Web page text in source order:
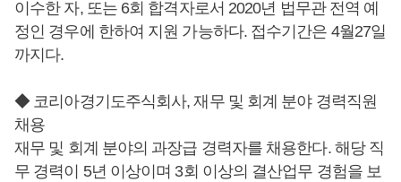
이수한 자, 또는 6회 합격자로서 2020년 법무관 전역 예
정인 경우에 한하여 지원 가능하다. 접수기간은 4월27일
까지다.
◆ 코리아경기도주식회사, 재무 및 회계 분야 경력직원
채용
재무 및 회계 분야의 과장급 경력자를 채용한다. 해당 직
무 경력이 5년 이상이며 3회 이상의 결산업무 경험을 보